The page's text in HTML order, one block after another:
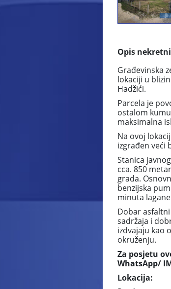
Opis
Građevinska
lokaciji u
Hadžići.
Parcela je
ostalom
maksimalna
Na ovoj
izgrađen veći
Stanica
cca. 850
grada.
benzijska
minuta
Dobar
sadržaja i
izdvajaju kao
okruženju.
Za posjetu
WhatsApp/
Lokacija: